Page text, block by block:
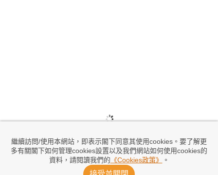
繼續訪問/使用本網站，即表示閣下同意其使用cookies。要了解更
多有關閣下如何管理cookies設置以及我們網站如何使用cookies的
資料，請閱讀我們的 《Cookies政策》 。